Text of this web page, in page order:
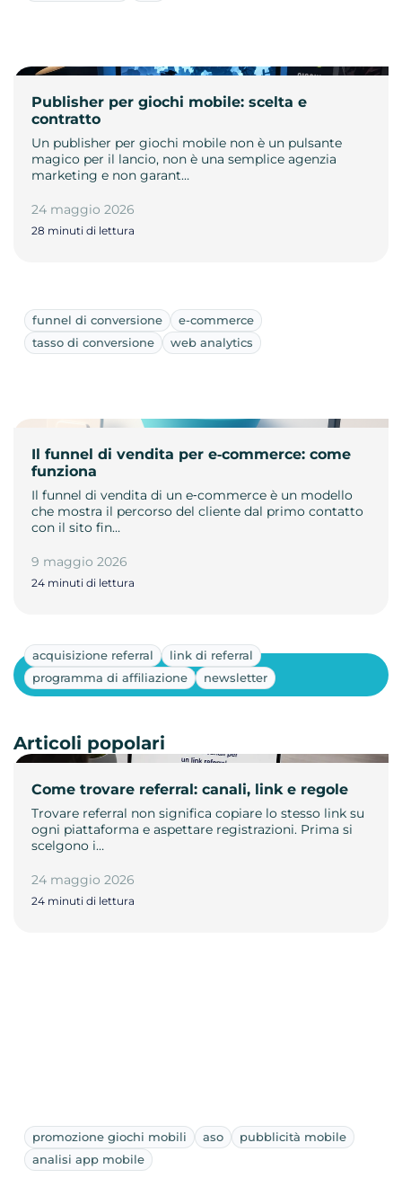
Publisher per giochi mobile: scelta e
contratto
Un publisher per giochi mobile non è un pulsante
magico per il lancio, non è una semplice agenzia
marketing e non garant…
24 maggio 2026
28 minuti di lettura
funnel di conversione
e-commerce
tasso di conversione
web analytics
Il funnel di vendita per e‑commerce: come
funziona
Il funnel di vendita di un e‑commerce è un modello
che mostra il percorso del cliente dal primo contatto
con il sito fin…
9 maggio 2026
24 minuti di lettura
acquisizione referral
link di referral
programma di affiliazione
newsletter
Come trovare referral: canali, link e regole
Trovare referral non significa copiare lo stesso link su
ogni piattaforma e aspettare registrazioni. Prima si
scelgono i…
24 maggio 2026
24 minuti di lettura
Mostra altri
Articoli popolari
promozione giochi mobili aso
pubblicità mobile
analisi app mobile